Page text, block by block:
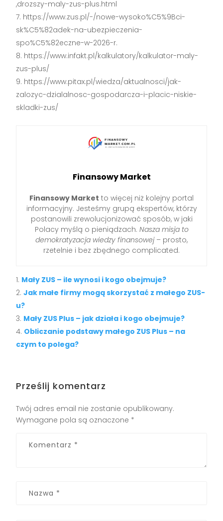
,drozszy-maly-zus-plus.html
https://www.zus.pl/-/nowe-wysoko%C5%9Bci-
sk%C5%82adek-na-ubezpieczenia-
spo%C5%82eczne-w-2026-r.
https://www.infakt.pl/kalkulatory/kalkulator-maly-
zus-plus/
https://www.pitax.pl/wiedza/aktualnosci/jak-
zalozyc-dzialalnosc-gospodarcza-i-placic-niskie-
skladki-zus/
Finansowy Market
Finansowy Market to więcej niż kolejny portal
informacyjny. Jesteśmy grupą ekspertów, którzy
postanowili zrewolucjonizować sposób, w jaki
Polacy myślą o pieniądzach. Nasza misja to
demokratyzacja wiedzy finansowej– prosto,
rzetelnie i bez zbędnego complicated.
Mały ZUS – ile wynosi i kogo obejmuje?
Jak małe firmy mogą skorzystać z małego ZUS-
u?
Mały ZUS Plus – jak działa i kogo obejmuje?
Obliczanie podstawy małego ZUS Plus – na
czym to polega?
Prześlij komentarz
Twój adres email nie zostanie opublikowany.
Wymagane pola są oznaczone *